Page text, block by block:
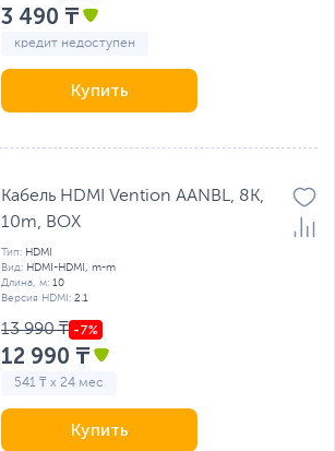
3 490 ₸
кредит недоступен
Купить
Кабель HDMI Vention AANBL, 8K,
10m, BOX
Тип: HDMI
Вид: HDMI-HDMI, m-m
Длина, м: 10
Версия HDMI: 2.1
13 990 ₸
12 990 ₸
541 ₸ x 24 мес
Купить